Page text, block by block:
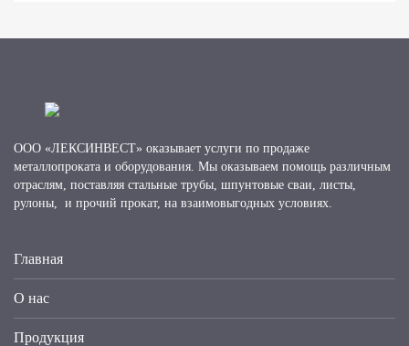
ООО «ЛЕКСИНВЕСТ» оказывает услуги по продаже
металлопроката и оборудования. Мы оказываем помощь различным
отраслям, поставляя стальные трубы, шпунтовые сваи, листы,
рулоны, и прочий прокат, на взаимовыгодных условиях.
Главная
О нас
Продукция